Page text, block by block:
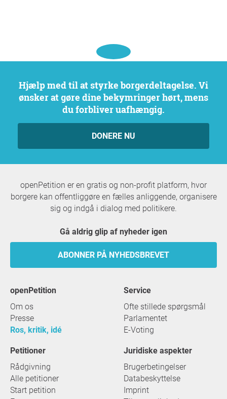
Hjælp med til at styrke borgerdeltagelse. Vi
ønsker at gøre dine bekymringer hørt, mens
du forbliver uafhængig.
DONERE NU
openPetition er en gratis og non-profit platform, hvor
borgere kan offentliggøre en fælles anliggende, organisere
sig og indgå i dialog med politikere.
Gå aldrig glip af nyheder igen
ABONNER PÅ NYHEDSBREVET
openPetition
Om os
Presse
Ros, kritik, idé
service
Ofte stillede spørgsmål
Parlamentet
E-Voting
Petitioner
Rådgivning
Alle petitioner
Start petition
Juridiske aspekter
Brugerbetingelser
Databeskyttelse
Imprint